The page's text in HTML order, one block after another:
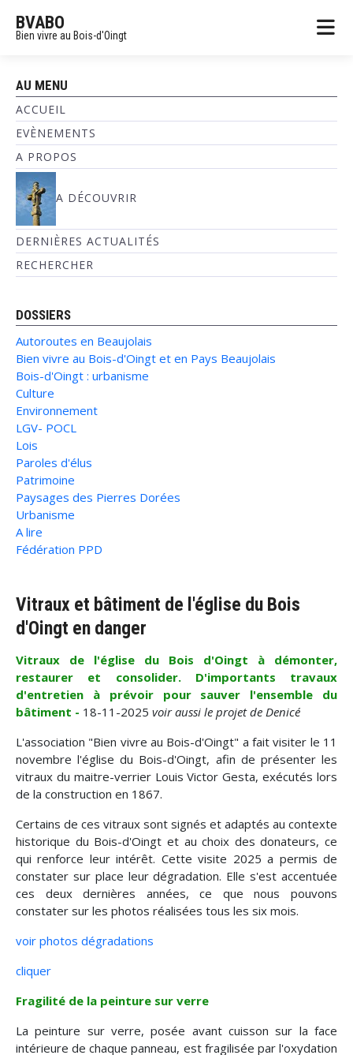
BVABO
Bien vivre au Bois-d'Oingt
AU MENU
ACCUEIL
EVÈNEMENTS
A PROPOS
A DÉCOUVRIR
DERNIÈRES ACTUALITÉS
RECHERCHER
DOSSIERS
Autoroutes en Beaujolais
Bien vivre au Bois-d'Oingt et en Pays Beaujolais
Bois-d'Oingt : urbanisme
Culture
Environnement
LGV- POCL
Lois
Paroles d'élus
Patrimoine
Paysages des Pierres Dorées
Urbanisme
A lire
Fédération PPD
Vitraux et bâtiment de l'église du Bois
d'Oingt en danger
Vitraux de l'église du Bois d'Oingt à démonter,
restaurer et consolider. D'importants travaux
d'entretien à prévoir pour sauver l'ensemble du
bâtiment - 18-11-2025 voir aussi le projet de Denicé
L'association "Bien vivre au Bois-d'Oingt" a fait visiter le 11
novembre l'église du Bois-d'Oingt, afin de présenter les
vitraux du maitre-verrier Louis Victor Gesta, exécutés lors
de la construction en 1867.
Certains de ces vitraux sont signés et adaptés au contexte
historique du Bois-d'Oingt et au choix des donateurs, ce
qui renforce leur intérêt. Cette visite 2025 a permis de
constater sur place leur dégradation. Elle s'est accentuée
ces deux dernières années, ce que nous pouvons
constater sur les photos réalisées tous les six mois.
voir photos dégradations
cliquer
Fragilité de la peinture sur verre
La peinture sur verre, posée avant cuisson sur la face
intérieure de chaque panneau, est fragilisée par l'oxydation